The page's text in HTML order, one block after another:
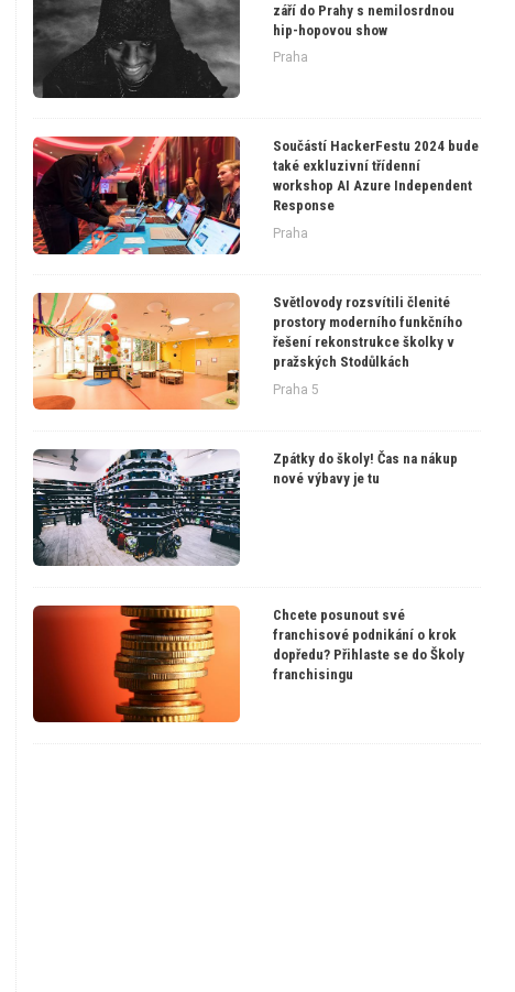
září do Prahy s nemilosrdnou
hip-hopovou show
Praha
Součástí HackerFestu 2024 bude
také exkluzivní třídenní
workshop AI Azure Independent
Response
Praha
Světlovody rozsvítili členité
prostory moderního funkčního
řešení rekonstrukce školky v
pražských Stodůlkách
Praha 5
Zpátky do školy! Čas na nákup
nové výbavy je tu
Chcete posunout své
franchisové podnikání o krok
dopředu? Přihlaste se do Školy
franchisingu